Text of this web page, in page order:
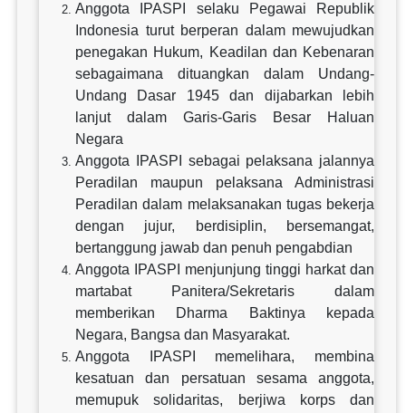
Anggota IPASPI selaku Pegawai Republik
Indonesia turut berperan dalam mewujudkan
penegakan Hukum, Keadilan dan Kebenaran
sebagaimana dituangkan dalam Undang-
Undang Dasar 1945 dan dijabarkan lebih
lanjut dalam Garis-Garis Besar Haluan
Negara
Anggota IPASPI sebagai pelaksana jalannya
Peradilan maupun pelaksana Administrasi
Peradilan dalam melaksanakan tugas bekerja
dengan jujur, berdisiplin, bersemangat,
bertanggung jawab dan penuh pengabdian
Anggota IPASPI menjunjung tinggi harkat dan
martabat Panitera/Sekretaris dalam
memberikan Dharma Baktinya kepada
Negara, Bangsa dan Masyarakat.
Anggota IPASPI memelihara, membina
kesatuan dan persatuan sesama anggota,
memupuk solidaritas, berjiwa korps dan